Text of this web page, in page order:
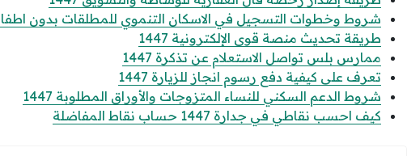
شروط وخطوات التسجيل في الاسكان التنموي للمطلقات بدون اطفال
طريقة تحديث منصة قوى الإلكترونية 1447
ممارس بلس تواصل الاستعلام عن تذكرة 1447
تعرف على كيفية دفع رسوم انجاز للزيارة 1447
شروط الدعم السكني للنساء المتزوجات والأوراق المطلوبة 1447
كيف احسب نقاطي في جدارة 1447 حساب نقاط المفاضلة